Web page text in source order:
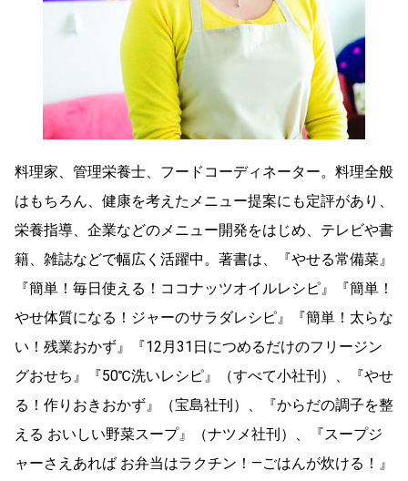
料理家、管理栄養士、フードコーディネーター。料理全般
はもちろん、健康を考えたメニュー提案にも定評があり、
栄養指導、企業などのメニュー開発をはじめ、テレビや書
籍、雑誌などで幅広く活躍中。著書は、『やせる常備菜』
『簡単！毎日使える！ココナッツオイルレシピ』『簡単！
やせ体質になる！ジャーのサラダレシピ』『簡単！太らな
い！残業おかず』『12月31日につめるだけのフリージン
グおせち』『50℃洗いレシピ』（すべて小社刊）、『やせ
る！作りおきおかず』（宝島社刊）、『からだの調子を整
える おいしい野菜スープ』（ナツメ社刊）、『スープジ
ャーさえあれば お弁当はラクチン！―ごはんが炊ける！』